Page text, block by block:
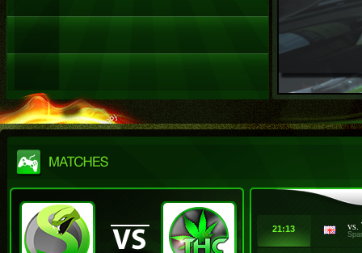
21:13 vs.